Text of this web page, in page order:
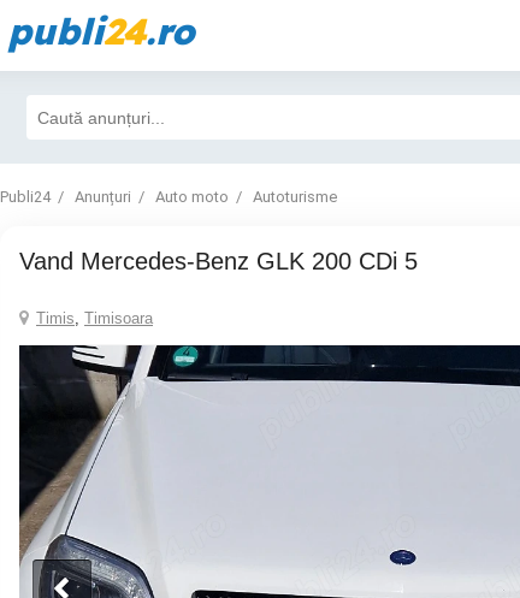
publi24.ro
Publi24 Anunțuri Auto moto Autoturisme
Vand Mercedes-Benz GLK 200 CDi 5
Timis, Timisoara